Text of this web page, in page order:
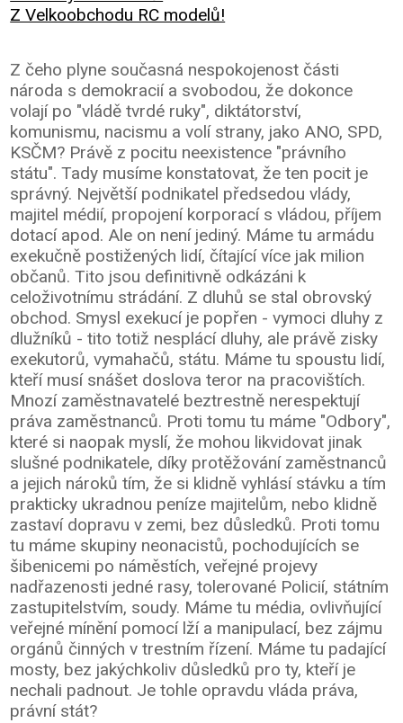
Z Velkoobchodu RC modelů!
Z čeho plyne současná nespokojenost části
národa s demokracií a svobodou, že dokonce
volají po "vládě tvrdé ruky", diktátorství,
komunismu, nacismu a volí strany, jako ANO, SPD,
KSČM? Právě z pocitu neexistence "právního
státu". Tady musíme konstatovat, že ten pocit je
správný. Největší podnikatel předsedou vlády,
majitel médií, propojení korporací s vládou, příjem
dotací apod. Ale on není jediný. Máme tu armádu
exekučně postižených lidí, čítající více jak milion
občanů. Tito jsou definitivně odkázáni k
celoživotnímu strádání. Z dluhů se stal obrovský
obchod. Smysl exekucí je popřen - vymoci dluhy z
dlužníků - tito totiž nesplácí dluhy, ale právě zisky
exekutorů, vymahačů, státu. Máme tu spoustu lidí,
kteří musí snášet doslova teror na pracovištích.
Mnozí zaměstnavatelé beztrestně nerespektují
práva zaměstnanců. Proti tomu tu máme "Odbory",
které si naopak myslí, že mohou likvidovat jinak
slušné podnikatele, díky protěžování zaměstnanců
a jejich nároků tím, že si klidně vyhlásí stávku a tím
prakticky ukradnou peníze majitelům, nebo klidně
zastaví dopravu v zemi, bez důsledků. Proti tomu
tu máme skupiny neonacistů, pochodujících se
šibenicemi po náměstích, veřejné projevy
nadřazenosti jedné rasy, tolerované Policií, státním
zastupitelstvím, soudy. Máme tu média, ovlivňující
veřejné mínění pomocí lží a manipulací, bez zájmu
orgánů činných v trestním řízení. Máme tu padající
mosty, bez jakýchkoliv důsledků pro ty, kteří je
nechali padnout. Je tohle opravdu vláda práva,
právní stát?